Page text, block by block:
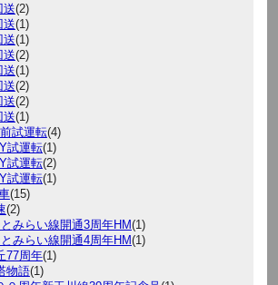
送(2)
送(1)
送(1)
送(2)
送(1)
送(2)
送(2)
送(1)
試運転(4)
試運転(1)
試運転(2)
試運転(1)
(15)
(2)
みらい線開通3周年HM(1)
みらい線開通4周年HM(1)
77周年(1)
物語(1)